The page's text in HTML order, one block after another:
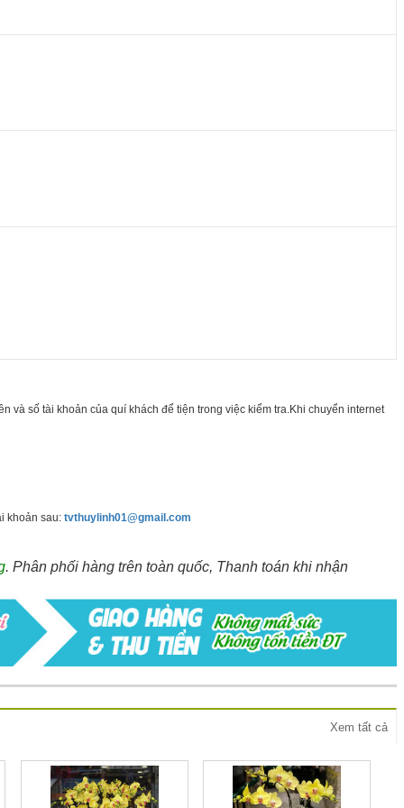
số tài khoản của quí khách để tiện trong việc kiểm tra.Khi chuyển internet
khoản sau: tvthuylinh01@gmail.com
. Phân phối hàng trên toàn quốc, Thanh toán khi nhận
Xem tất cả